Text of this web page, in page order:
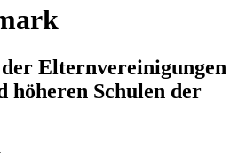
Elternvereinigungen
höheren Schulen der